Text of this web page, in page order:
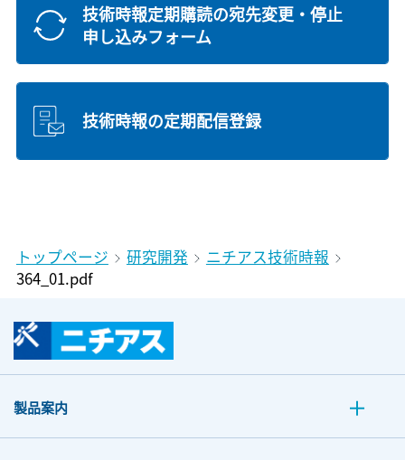
技術時報定期購読の宛先変更・停止
申し込みフォーム
技術時報の定期配信登録
トップページ 研究開発
ニチアス技術時報
364_01.pdf
製品案内